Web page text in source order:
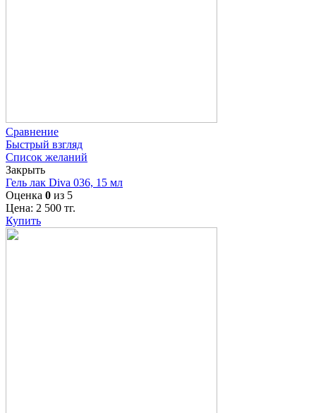
Сравнение
Быстрый взгляд
Список желаний
Закрыть
Гель лак Diva 036, 15 мл
Оценка 0 из 5
Цена: 2 500 тг.
Купить